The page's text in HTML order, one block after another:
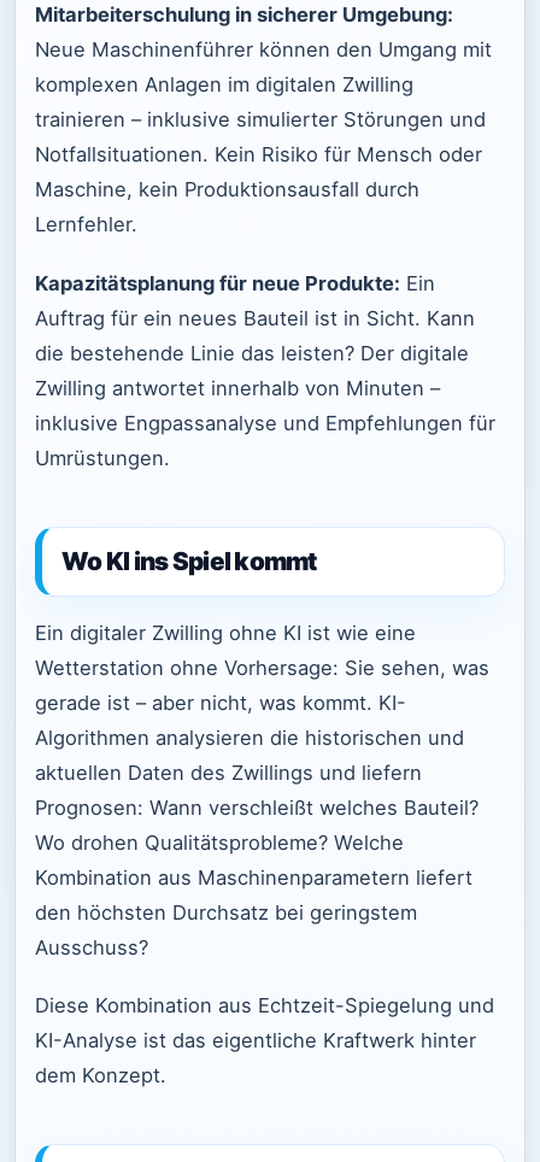
Mitarbeiterschulung in sicherer Umgebung:
Neue Maschinenführer können den Umgang mit
komplexen Anlagen im digitalen Zwilling
trainieren – inklusive simulierter Störungen und
Notfallsituationen. Kein Risiko für Mensch oder
Maschine, kein Produktionsausfall durch
Lernfehler.
Kapazitätsplanung für neue Produkte: Ein
Auftrag für ein neues Bauteil ist in Sicht. Kann
die bestehende Linie das leisten? Der digitale
Zwilling antwortet innerhalb von Minuten –
inklusive Engpassanalyse und Empfehlungen für
Umrüstungen.
Wo KI ins Spiel kommt
Ein digitaler Zwilling ohne KI ist wie eine
Wetterstation ohne Vorhersage: Sie sehen, was
gerade ist – aber nicht, was kommt. KI-
Algorithmen analysieren die historischen und
aktuellen Daten des Zwillings und liefern
Prognosen: Wann verschleißt welches Bauteil?
Wo drohen Qualitätsprobleme? Welche
Kombination aus Maschinenparametern liefert
den höchsten Durchsatz bei geringstem
Ausschuss?
Diese Kombination aus Echtzeit-Spiegelung und
KI-Analyse ist das eigentliche Kraftwerk hinter
dem Konzept.